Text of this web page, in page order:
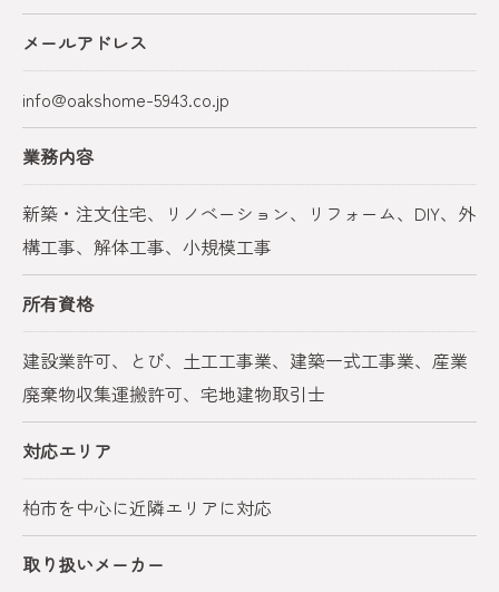
メールアドレス
info@oakshome-5943.co.jp
業務内容
新築・注文住宅、リノベーション、リフォーム、DIY、外
構工事、解体工事、小規模工事
所有資格
建設業許可、とび、土工工事業、建築一式工事業、産業
廃棄物収集運搬許可、宅地建物取引士
対応エリア
柏市を中心に近隣エリアに対応
取り扱いメーカー